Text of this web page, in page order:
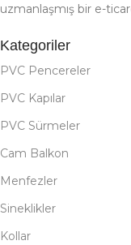
uzmanlaşmış bir e-
Kategoriler
PVC Pencereler
PVC Kapılar
PVC Sürmeler
Cam Balkon
Menfezler
Sineklikler
Kollar